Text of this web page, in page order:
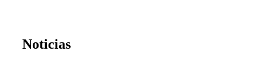
Noticias